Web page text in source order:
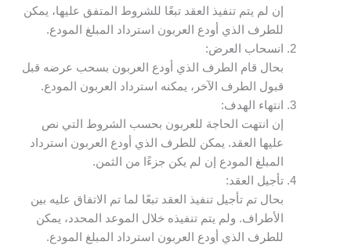
إن لم يتم تنفيذ العقد تبعًا للشروط المتفق عليها، يمكن
للطرف الذي أودع العربون استرداد المبلغ المودع.
انسحاب العرض:
بحال قام الطرف الذي أودع العربون بسحب عرضه قبل
قبول الطرف الآخر، يمكنه استرداد العربون المودع.
انتهاء الهدف:
إن انتهت الحاجة للعربون بحسب الشروط التي نص
عليها العقد. يمكن للطرف الذي أودع العربون استرداد
المبلغ المودع إن لم يكن جزءًا من الثمن.
تأجيل العقد:
بحال تم تأجيل تنفيذ العقد تبعًا لما تم الاتفاق عليه بين
الأطراف. ولم يتم تنفيذه خلال الموعد المحدد، يمكن
للطرف الذي أودع العربون استرداد المبلغ المودع.